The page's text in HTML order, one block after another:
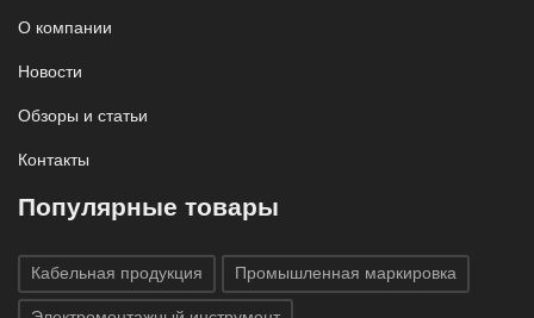
О компании
Новости
Обзоры и статьи
Контакты
Популярные товары
Кабельная продукция Промышленная маркировка